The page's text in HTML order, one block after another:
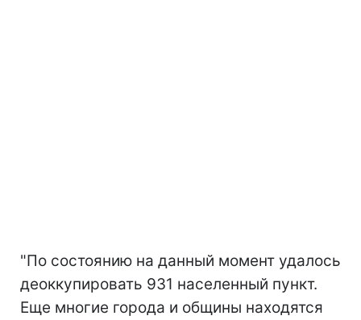
"По состоянию на данный момент удалось
деоккупировать 931 населенный пункт.
Еще многие города и общины находятся